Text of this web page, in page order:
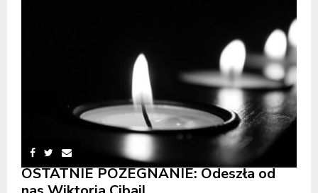
OSTATNIE POŻEGNANIE: Odeszła od